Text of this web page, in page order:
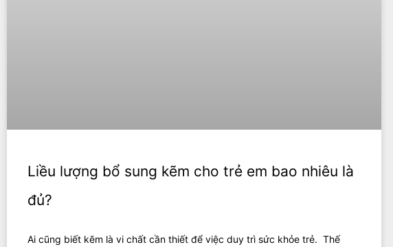
Liều lượng bổ sung kẽm cho trẻ em bao nhiêu là
đủ?
Ai cũng biết kẽm là vi chất cần thiết để việc duy trì sức khỏe trẻ. Thế